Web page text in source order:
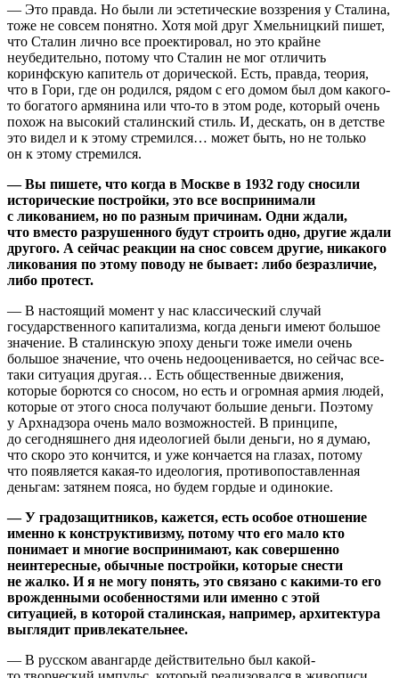
— Это правда. Но были ли эстетические воззрения у Сталина,
тоже не совсем понятно. Хотя мой друг Хмельницкий пишет,
что Сталин лично все проектировал, но это крайне
неубедительно, потому что Сталин не мог отличить
коринфскую капитель от дорической. Есть, правда, теория,
что в Гори, где он родился, рядом с его домом был дом какого-
то богатого армянина или что-то в этом роде, который очень
похож на высокий сталинский стиль. И, дескать, он в детстве
это видел и к этому стремился… может быть, но не только
он к этому стремился.
— Вы пишете, что когда в Москве в 1932 году сносили
исторические постройки, это все воспринимали
с ликованием, но по разным причинам. Одни ждали,
что вместо разрушенного будут строить одно, другие ждали
другого. А сейчас реакции на снос совсем другие, никакого
ликования по этому поводу не бывает: либо безразличие,
либо протест.
— В настоящий момент у нас классический случай
государственного капитализма, когда деньги имеют большое
значение. В сталинскую эпоху деньги тоже имели очень
большое значение, что очень недооценивается, но сейчас все-
таки ситуация другая… Есть общественные движения,
которые борются со сносом, но есть и огромная армия людей,
которые от этого сноса получают большие деньги. Поэтому
у Архнадзора очень мало возможностей. В принципе,
до сегодняшнего дня идеологией были деньги, но я думаю,
что скоро это кончится, и уже кончается на глазах, потому
что появляется какая-то идеология, противопоставленная
деньгам: затянем пояса, но будем гордые и одинокие.
— У градозащитников, кажется, есть особое отношение
именно к конструктивизму, потому что его мало кто
понимает и многие воспринимают, как совершенно
неинтересные, обычные постройки, которые снести
не жалко. И я не могу понять, это связано с какими-то его
врожденными особенностями или именно с этой
ситуацией, в которой сталинская, например, архитектура
выглядит привлекательнее.
— В русском авангарде действительно был какой-